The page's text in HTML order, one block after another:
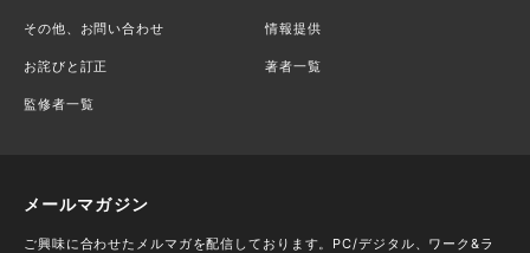
その他、お問い合わせ 情報提供
お詫びと訂正 著者一覧
監修者一覧
メールマガジン
ご興味に合わせたメルマガを配信しております。PC/デジタル、ワーク&ラ